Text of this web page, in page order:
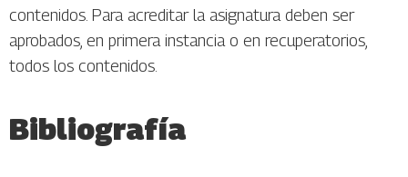
contenidos. Para acreditar la asignatura deben ser
aprobados, en primera instancia o en recuperatorios,
todos los contenidos.
Bibliografía